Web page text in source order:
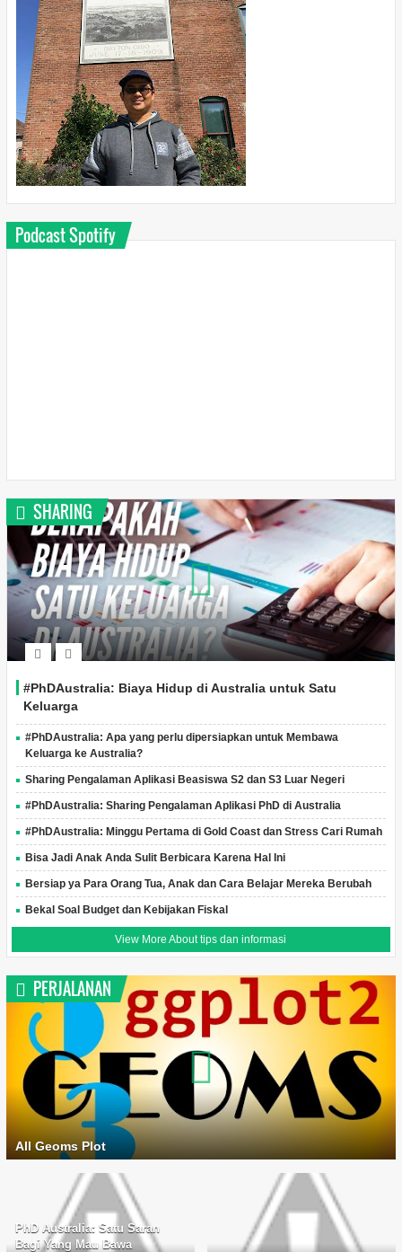
Podcast Spotify
SHARING
#PhDAustralia: Biaya Hidup di Australia untuk Satu
Keluarga
#PhDAustralia: Apa yang perlu dipersiapkan untuk Membawa
Keluarga ke Australia?
Sharing Pengalaman Aplikasi Beasiswa S2 dan S3 Luar Negeri
#PhDAustralia: Sharing Pengalaman Aplikasi PhD di Australia
#PhDAustralia: Minggu Pertama di Gold Coast dan Stress Cari Rumah
Bisa Jadi Anak Anda Sulit Berbicara Karena Hal Ini
Bersiap ya Para Orang Tua, Anak dan Cara Belajar Mereka Berubah
Bekal Soal Budget dan Kebijakan Fiskal
View More About tips dan informasi
PERJALANAN
All Geoms Plot
PhD Australia: Satu Saran
Bagi Yang Mau Bawa